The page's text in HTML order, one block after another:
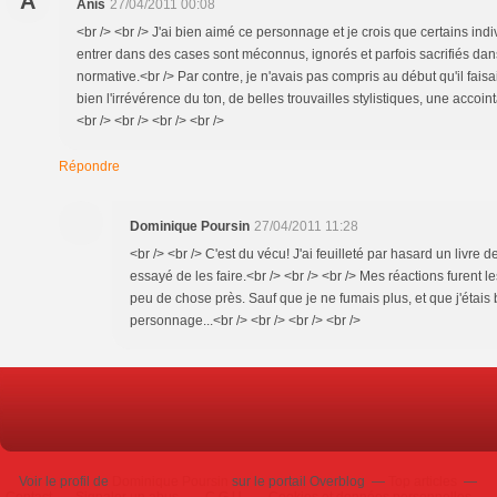
Anis 27/04/2011 00:08
<br /> <br /> J'ai bien aimé ce personnage et je crois que certains
entrer dans des cases sont méconnus, ignorés et parfois sacrifiés
normative.<br /> Par contre, je n'avais pas compris au début qu'il
bien l'irrévérence du ton, de belles trouvailles stylistiques, une
<br /> <br /> <br /> <br />
Répondre
Dominique Poursin 27/04/2011 11:28
<br /> <br /> C'est du vécu! J'ai feuilleté par hasard un livre
essayé de les faire.<br /> <br /> <br /> Mes réactions furent
peu de chose près. Sauf que je ne fumais plus, et que
personnage...<br /> <br /> <br /> <br />
Voir le profil de sur le portail Overblog